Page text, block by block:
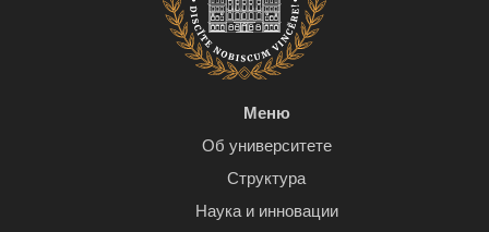
Меню
Об университете
Структура
Наука и инновации